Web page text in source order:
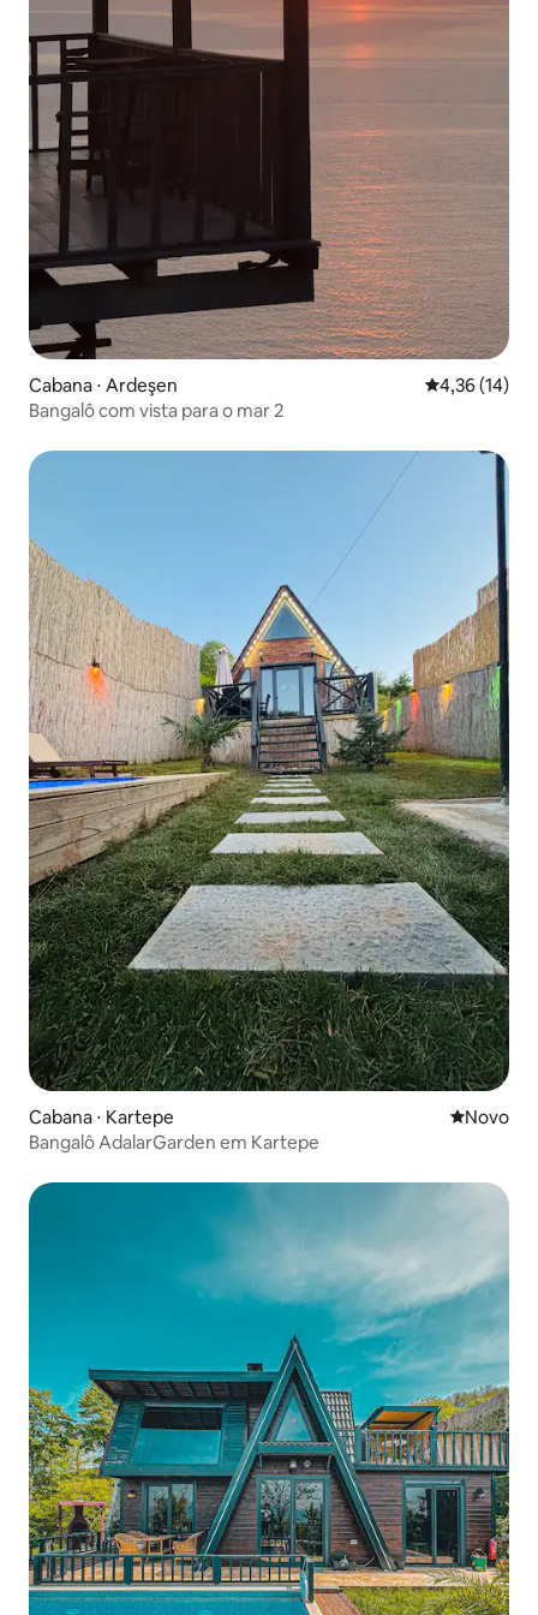
Cabana ⋅ Ardeşen 4,36 de uma
4,36 (14)
Bangalô com vista para o mar 2
Cabana ⋅ Kartepe Novo
Novo
Bangalô AdalarGarden em Kartepe